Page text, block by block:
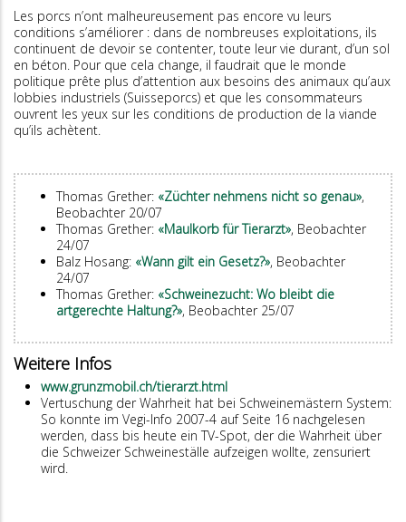
Les porcs n’ont malheureusement pas encore vu leurs
conditions s’améliorer : dans de nombreuses exploitations, ils
continuent de devoir se contenter, toute leur vie durant, d’un sol
en béton. Pour que cela change, il faudrait que le monde
politique prête plus d’attention aux besoins des animaux qu’aux
lobbies industriels (Suisseporcs) et que les consommateurs
ouvrent les yeux sur les conditions de production de la viande
qu’ils achètent.
Thomas Grether: «Züchter nehmens nicht so genau»,
Beobachter 20/07
Thomas Grether: «Maulkorb für Tierarzt», Beobachter
24/07
Balz Hosang: «Wann gilt ein Gesetz?», Beobachter
24/07
Thomas Grether: «Schweinezucht: Wo bleibt die
artgerechte Haltung?», Beobachter 25/07
Weitere Infos
www.grunzmobil.ch/tierarzt.html
Vertuschung der Wahrheit hat bei Schweinemästern System:
So konnte im Vegi-Info 2007-4 auf Seite 16 nachgelesen
werden, dass bis heute ein TV-Spot, der die Wahrheit über
die Schweizer Schweineställe aufzeigen wollte, zensuriert
wird.